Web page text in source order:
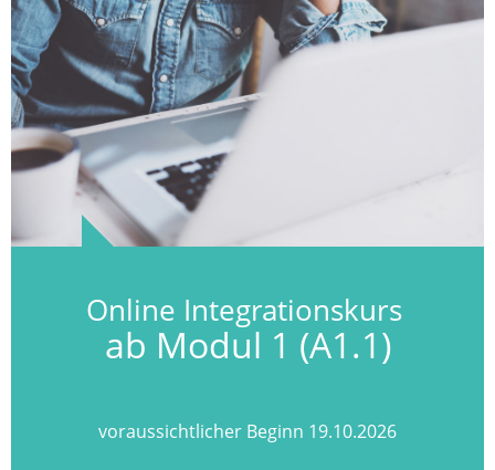
Online Integrationskurs
ab Modul 1 (A1.1)
voraussichtlicher Beginn 19.10.2026